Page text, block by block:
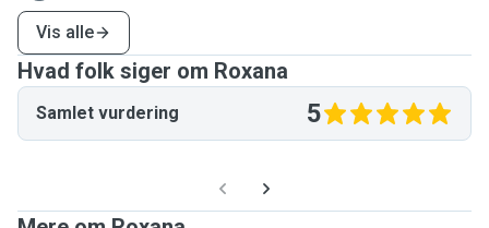
Vis alle
Hvad folk siger om Roxana
Samlet vurdering 5